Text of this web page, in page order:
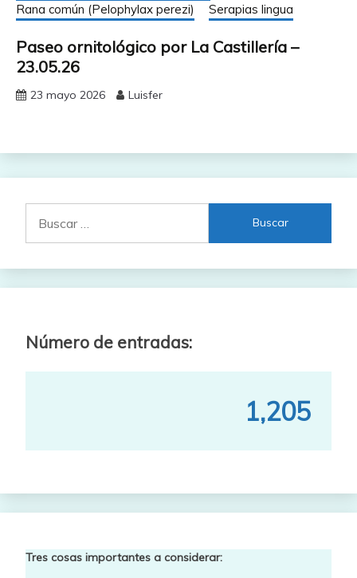
Rana común (Pelophylax perezi)
Serapias lingua
Paseo ornitológico por La Castillería –
23.05.26
23 mayo 2026 Luisfer
Número de entradas:
1,205
Tres cosas importantes a considerar: